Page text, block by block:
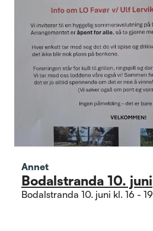
Annet
Bodalstranda 10. juni
Bodalstranda 10. juni kl. 16 - 19